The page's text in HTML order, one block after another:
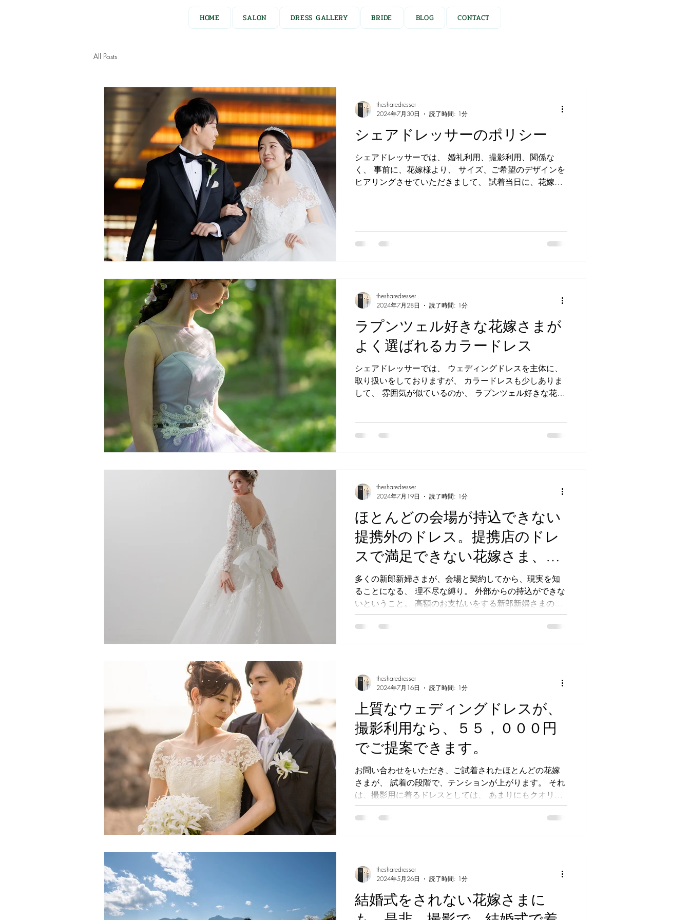
HOME SALON DRESS GALLERY BRIDE BLOG CONTACT
All Posts
シェアドレッサーのポリシー
シェアドレッサーでは、 婚礼利用、撮影利用、関係な
く、 事前に、花嫁様より、 サイズ、ご希望のデザインを
ヒアリングさせていただきまして、 試着当日に、花嫁さ
thesharedresser
2024年7月30日
読了時間: 1分
ラプンツェル好きな花嫁さまが
よく選ばれるカラードレス
シェアドレッサーでは、 ウェディングドレスを主体に、
取り扱いをしておりますが、 カラードレスも少しありま
して、 雰囲気が似ているのか、 ラプンツェル好きな花嫁
thesharedresser
2024年7月28日
読了時間: 1分
ほとんどの会場が持込できない
提携外のドレス。提携店のドレ
スで満足できない花嫁さま、オ
ーダードレスという選択肢があ
ります。
多くの新郎新婦さまが、会場と契約してから、現実を知
ることになる、 理不尽な縛り。 外部からの持込ができな
いということ。 高額のお支払いをする新郎新婦さまのご
要望が通らず、 会場のシステムに従わなければならな
い。 あり得ない。 このような話を新郎新婦さまから、よ
thesharedresser
2024年7月19日
読了時間: 1分
上質なウェディングドレスが、
撮影利用なら、５５，０００円
でご提案できます。
お問い合わせをいただき、ご試着されたほとんどの花嫁
さまが、 試着の段階で、テンションが上がります。 それ
は、撮影用に着るドレスとしては、 あまりにもクオリテ
ィが高く、 他では、まず、同レベルのドレスをこの価格
では着れないことが、 一目瞭然で分かるからです。...
thesharedresser
2024年7月16日
読了時間: 1分
結婚式をされない花嫁さまに
thesharedresser
2024年5月26日
読了時間: 1分